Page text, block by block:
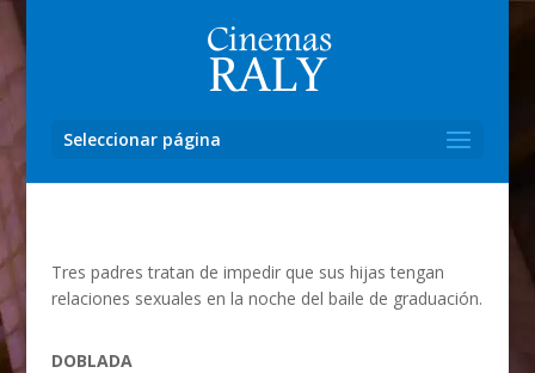
Seleccionar página
Tres padres tratan de impedir que sus hijas tengan
relaciones sexuales en la noche del baile de graduación.
DOBLADA